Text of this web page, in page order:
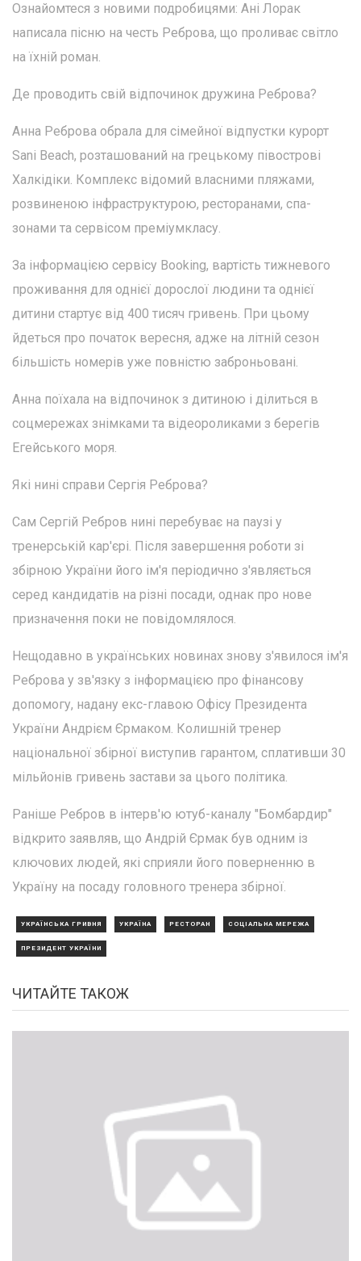
Ознайомтеся з новими подробицями: Ані Лорак
написала пісню на честь Реброва, що проливає світло
на їхній роман.
Де проводить свій відпочинок дружина Реброва?
Анна Реброва обрала для сімейної відпустки курорт
Sani Beach, розташований на грецькому півострові
Халкідіки. Комплекс відомий власними пляжами,
розвиненою інфраструктурою, ресторанами, спа-
зонами та сервісом преміумкласу.
За інформацією сервісу Booking, вартість тижневого
проживання для однієї дорослої людини та однієї
дитини стартує від 400 тисяч гривень. При цьому
йдеться про початок вересня, адже на літній сезон
більшість номерів уже повністю заброньовані.
Анна поїхала на відпочинок з дитиною і ділиться в
соцмережах знімками та відеороликами з берегів
Егейського моря.
Які нині справи Сергія Реброва?
Сам Сергій Ребров нині перебуває на паузі у
тренерській кар'єрі. Після завершення роботи зі
збірною України його ім'я періодично з'являється
серед кандидатів на різні посади, однак про нове
призначення поки не повідомлялося.
Нещодавно в українських новинах знову з'явилося ім'я
Реброва у зв'язку з інформацією про фінансову
допомогу, надану екс-главою Офісу Президента
України Андрієм Єрмаком. Колишній тренер
національної збірної виступив гарантом, сплативши 30
мільйонів гривень застави за цього політика.
Раніше Ребров в інтерв'ю ютуб-каналу "Бомбардир"
відкрито заявляв, що Андрій Єрмак був одним із
ключових людей, які сприяли його поверненню в
Україну на посаду головного тренера збірної.
УКРАЇНСЬКА ГРИВНЯ УКРАЇНА РЕСТОРАН СОЦІАЛЬНА МЕРЕЖА
ПРЕЗИДЕНТ УКРАЇНИ
ЧИТАЙТЕ ТАКОЖ